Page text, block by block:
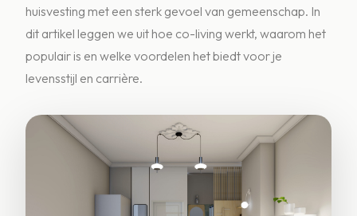
huisvesting met een sterk gevoel van gemeenschap. In
dit artikel leggen we uit hoe co-living werkt, waarom het
populair is en welke voordelen het biedt voor je
levensstijl en carrière.